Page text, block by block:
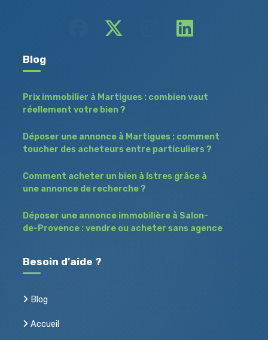
Blog
Prix immobilier à Martigues : combien vaut
réellement votre bien ?
Déposer une annonce à Martigues : comment
toucher des acheteurs entre particuliers ?
Comment acheter un bien à Istres grâce à
une annonce de recherche ?
Déposer une annonce immobilière à Salon-
de-Provence : vendre ou acheter sans agence
Besoin d'aide ?
Blog
Accueil